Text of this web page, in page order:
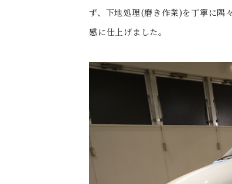
ず、下地処理(磨き作業)を丁寧に隅
感に仕上げました。